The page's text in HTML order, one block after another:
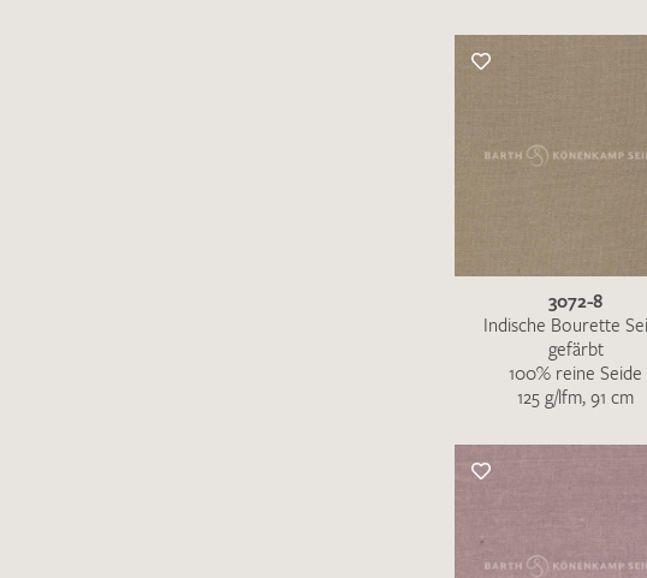
3072-8
Indische Bourette
gefärbt
100% reine Seide
125 g/lfm, 91 cm